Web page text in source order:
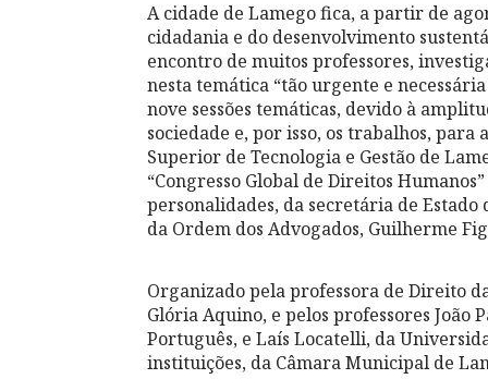
A cidade de Lamego fica, a partir de
cidadania e do desenvolvimento
encontro de muitos professores,
nesta temática “tão urgente e
nove sessões temáticas, devido à
sociedade e, por isso, os trabalhos, para
Superior de Tecnologia e Gestão de
“Congresso Global de Direitos
personalidades, da secretária de
da Ordem dos Advogados, Guilherme
Organizado pela professora de Direito
Glória Aquino, e pelos professores
Português, e Laís Locatelli, da
instituições, da Câmara Municipal de